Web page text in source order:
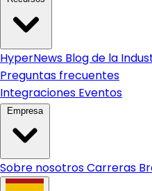
HyperNews Blog de la
Preguntas frecuentes
Integraciones Eventos
Empresa
Sobre nosotrosCarreras